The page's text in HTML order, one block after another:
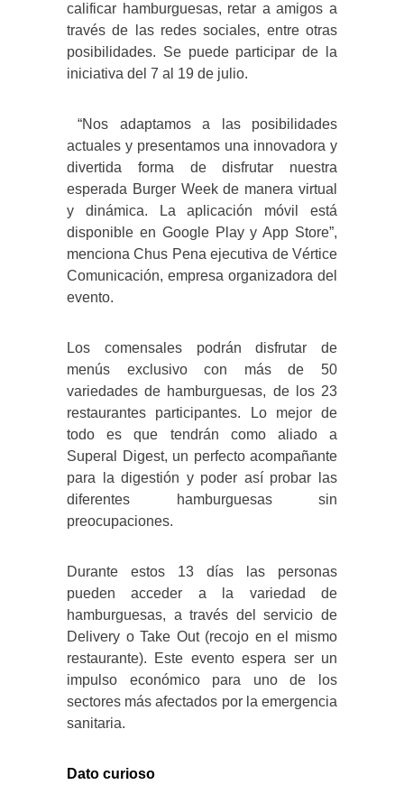
calificar hamburguesas, retar a amigos a
través de las redes sociales, entre otras
posibilidades. Se puede participar de la
iniciativa del 7 al 19 de julio.
“Nos adaptamos a las posibilidades
actuales y presentamos una innovadora y
divertida forma de disfrutar nuestra
esperada Burger Week de manera virtual
y dinámica. La aplicación móvil está
disponible en Google Play y App Store”,
menciona Chus Pena ejecutiva de Vértice
Comunicación, empresa organizadora del
evento.
Los comensales podrán disfrutar de
menús exclusivo con más de 50
variedades de hamburguesas, de los 23
restaurantes participantes. Lo mejor de
todo es que tendrán como aliado a
Superal Digest, un perfecto acompañante
para la digestión y poder así probar las
diferentes hamburguesas sin
preocupaciones.
Durante estos 13 días las personas
pueden acceder a la variedad de
hamburguesas, a través del servicio de
Delivery o Take Out (recojo en el mismo
restaurante). Este evento espera ser un
impulso económico para uno de los
sectores más afectados por la emergencia
sanitaria.
Dato curioso